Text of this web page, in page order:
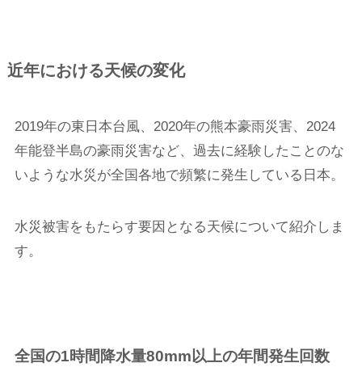
近年における天候の変化
2019年の東日本台風、2020年の熊本豪雨災害、2024
年能登半島の豪雨災害など、過去に経験したことのな
いような水災が全国各地で頻繁に発生している日本。
水災被害をもたらす要因となる天候について紹介しま
す。
全国の1時間降水量80mm以上の年間発生回数